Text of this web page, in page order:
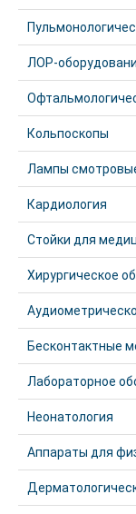
ЛОР-
Кольпоскопы
Лампы
Кардиология
Стойки для
Хирургическое
Бесконтактные
Лабораторное
Неонатология
Аппараты для